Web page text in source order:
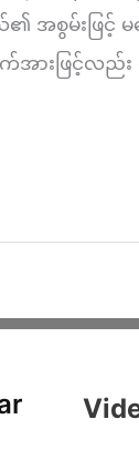
စွမ်းဖြင့် မရွ
ားဖြင့်လည်း